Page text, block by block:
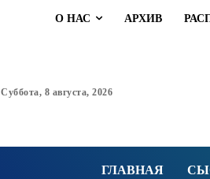
О НАС АРХИВ
Суббота, 8 августа, 2026
ГЛАВНАЯ